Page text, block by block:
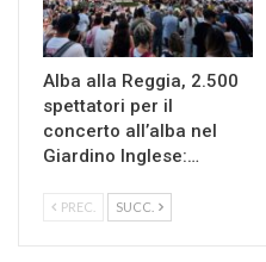
Alba alla Reggia, 2.500
spettatori per il
concerto all’alba nel
Giardino Inglese:…
PREC. SUCC.